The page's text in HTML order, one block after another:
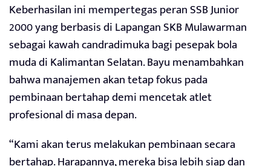
Keberhasilan ini mempertegas peran SSB Junior
2000 yang berbasis di Lapangan SKB Mulawarman
sebagai kawah candradimuka bagi pesepak bola
muda di Kalimantan Selatan. Bayu menambahkan
bahwa manajemen akan tetap fokus pada
pembinaan bertahap demi mencetak atlet
profesional di masa depan.
“Kami akan terus melakukan pembinaan secara
bertahap. Harapannya, mereka bisa lebih siap dan